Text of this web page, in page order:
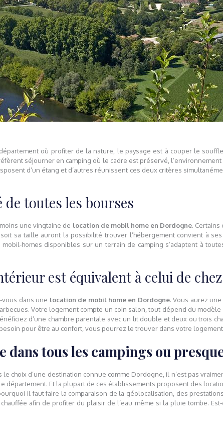
où profiter de la nature, le paysage est à couper le
séjourner en camping où le cadre est préservé,
d’un étang et d’autres réunissent ces deux critères
toutes les bourses
une vingtaine de location de mobil home en Dordogne. Certains
sa taille auront la possibilité trouver l’hébergement convient à
homes disponibles sur un terrain de camping s’adaptent à
est équivalent à celui de
vous dans une location de mobil home en Dordogne. Vous aurez
Votre logement compte un coin salon, tout dépend du
d’une chambre parentale avec un lit double et deux ou trois
pour être au confort, vous pourrez le trouver dans votre
dans tous les campings ou
le choix d’une destination connue comme Dordogne, il n’est pas
département. Et la plupart de ces établissements proposent des
il faut faire la comparaison de la géolocalisation, des
afin de profiter du plaisir de l’eau même si la pluie tombe.